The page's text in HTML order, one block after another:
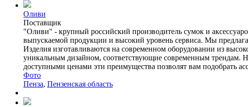
Оливи
Поставщик
"Оливи" - крупный российский производитель сумок и
выпускаемой продукции и высокий уровень сервиса. Мы
Изделия изготавливаются на современном оборудовании из
уникальным дизайном, соответствующие современным трендам.
доступными ценами эти преимущества позволят вам подобрать
Фото
Пенза, Пензенская область